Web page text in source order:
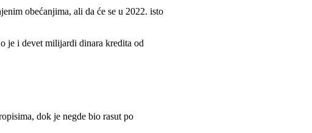
obećanjima, ali da će se u 2022. isto
je i devet milijardi dinara kredita od
dok je negde bio rasut po